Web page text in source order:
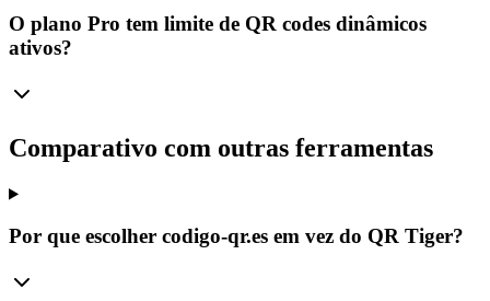
O plano Pro tem limite de QR codes dinâmicos
ativos?
Comparativo com outras ferramentas
Por que escolher codigo-qr.es em vez do QR Tiger?